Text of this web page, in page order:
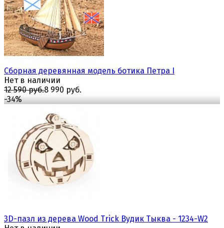
избранноесравнить
избранноесравнить
Сборная деревянная модель ботика Петра I
Нет в наличии
12 590 руб.8 990 руб.
-34%
3D-пазл из дерева Wood Trick Вудик Тыква - 1234-W2